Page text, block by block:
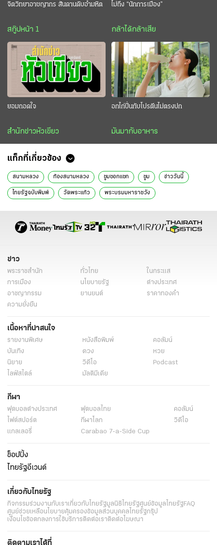
จิตวิทยาอาชญากร สันดานดิบอำมหิต
สกู๊ปหน้า 1
ไม่ถึง “นักการเมือง”
กล้าได้กล้าเสีย
ยอมถอดใจ
สำนักข่าวหัวเขียว
อกไก่ปั่นกับโปรตีนไม่ตรงปก
มันมากับอาหาร
แท็กที่เกี่ยวข้อง
สนามหลวง ท้องสนามหลวง ซูมซอกแซก ซูม ข่าววันนี้
ไทยรัฐฉบับพิมพ์ วัดพระแก้ว พระบรมมหาราชวัง
ข่าว
พระราชสำนัก ทั่วไทย
ในกระแส
การเมือง
นโยบายรัฐ
ต่างประเทศ
อาชญากรรม
ยานยนต์
ราคาทองคำ
ความยั่งยืน
เนื้อหาที่น่าสนใจ
รายงานพิเศษ หนังสือพิมพ์
คอลัมน์
บันเทิง
ดวง
หวย
นิยาย
วิดีโอ
Podcast
ไลฟ์สไตล์
มัลติมีเดีย
กีฬา
ฟุตบอลต่่างประเทศ ฟุตบอลไทย
คอลัมน์
ไฟต์สปอร์ต
กีฬาโลก
วิดีโอ
แกลเลอรี่
Carabao 7-a-Side Cup
ช็อปปิ้ง
ไทยรัฐอีเวนต์
เกี่ยวกับไทยรัฐ
กิจกรรมร่วมงานกับเราเกี่ยวกับไทยรัฐมูลนิธิไทยรัฐศูนย์ข้อมูลไทยรัฐFAQ
ศูนย์ช่วยเหลือนโยบายคุ้มครองข้อมูลส่วนบุคคลไทยรัฐกรุ๊ป
เงื่อนไขข้อตกลงการใช้บริการติดต่อเราติดต่อโฆษณา
ติดตามเราได้ที่